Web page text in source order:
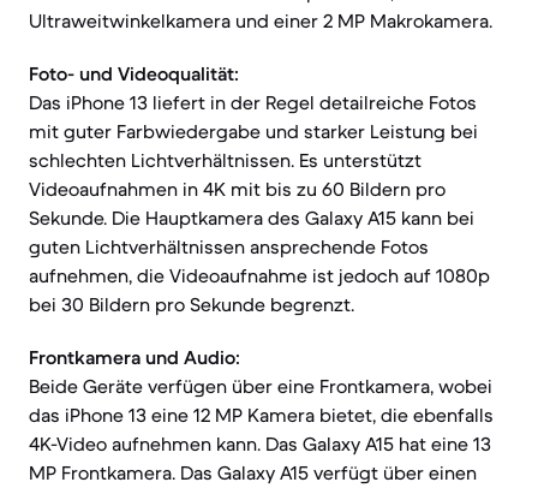
Ultraweitwinkelkamera und einer 2 MP Makrokamera.
Foto- und Videoqualität:
Das iPhone 13 liefert in der Regel detailreiche Fotos
mit guter Farbwiedergabe und starker Leistung bei
schlechten Lichtverhältnissen. Es unterstützt
Videoaufnahmen in 4K mit bis zu 60 Bildern pro
Sekunde. Die Hauptkamera des Galaxy A15 kann bei
guten Lichtverhältnissen ansprechende Fotos
aufnehmen, die Videoaufnahme ist jedoch auf 1080p
bei 30 Bildern pro Sekunde begrenzt.
Frontkamera und Audio:
Beide Geräte verfügen über eine Frontkamera, wobei
das iPhone 13 eine 12 MP Kamera bietet, die ebenfalls
4K-Video aufnehmen kann. Das Galaxy A15 hat eine 13
MP Frontkamera. Das Galaxy A15 verfügt über einen